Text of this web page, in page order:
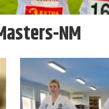
NM